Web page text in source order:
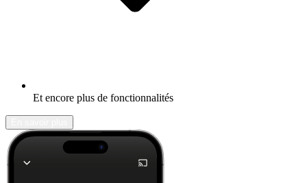
Et encore plus de fonctionnalités